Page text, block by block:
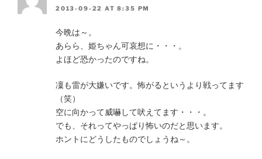
2013-09-22 AT 8:35 PM
今晩は～。
あらら、姫ちゃん可哀想に・・・。
よほど恐かったのですね。
凜も雷が大嫌いです。怖がるというより戦ってます
（笑）
空に向かって威嚇して吠えてます・・・。
でも、それってやっぱり怖いのだと思います。
ホントにどうしたものでしょうね～。